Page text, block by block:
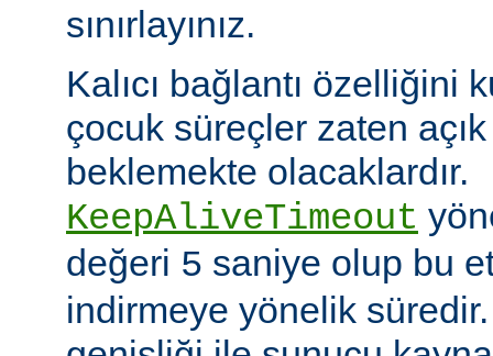
sınırlayınız.
Kalıcı bağlantı özelliğini
çocuk süreçler zaten
beklemekte olacaklardır.
KeepAliveTimeout
değeri 5 saniye olup bu
indirmeye yönelik